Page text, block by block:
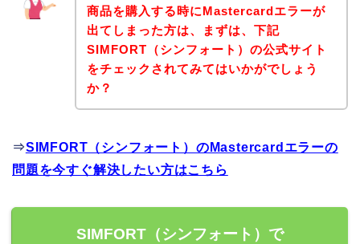
商品を購入する時にMastercardエラーが
出てしまった方は、まずは、下記
SIMFORT（シンフォート）の公式サイト
をチェックされてみてはいかがでしょう
か？
⇒SIMFORT（シンフォート）のMastercardエラーの
問題を今すぐ解決したい方はこちら
SIMFORT（シンフォート）で